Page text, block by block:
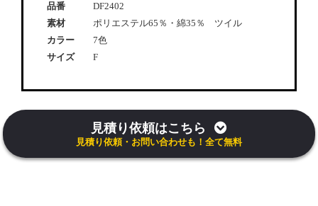
品番
DF2402
素材
ポリエステル65％・綿35％ ツイル
カラー
7色
サイズ
F
見積り依頼はこちら
見積り依頼・お問い合わせも！全て無料